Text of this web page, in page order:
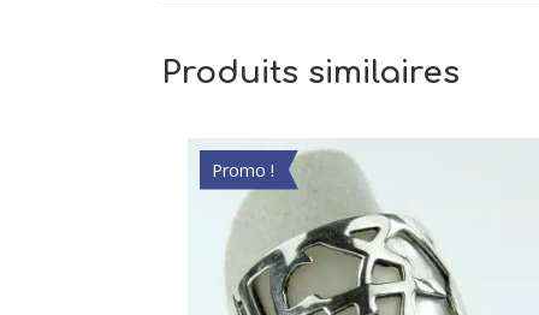
Produits similaires
Promo !